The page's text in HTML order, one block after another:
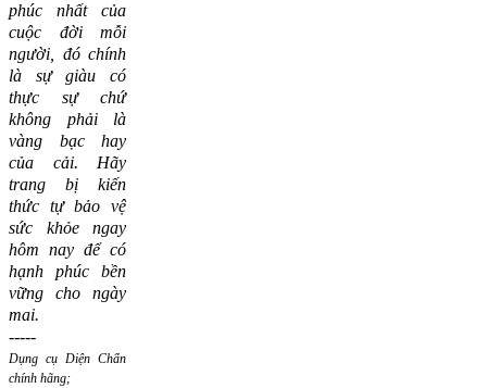
phúc nhất của
cuộc đời mỗi
người, đó chính
là sự giàu có
thực sự chứ
không phải là
vàng bạc hay
của cải. Hãy
trang bị kiến
thức tự bảo vệ
sức khỏe ngay
hôm nay để có
hạnh phúc bền
vững cho ngày
mai.
-----
Dụng cụ Diện Chẩn
chính hãng;